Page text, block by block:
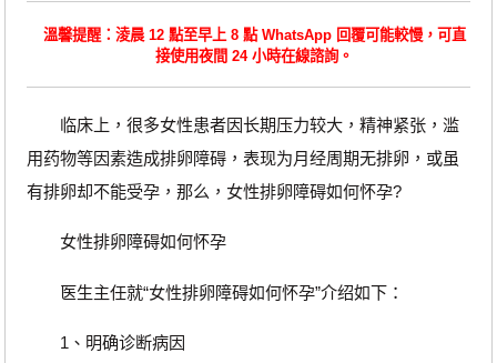
溫馨提醒：淩晨 12 點至早上 8 點 WhatsApp 回覆可能較慢，可直
接使用夜間 24 小時在線諮詢。
临床上，很多女性患者因长期压力较大，精神紧张，滥
用药物等因素造成排卵障碍，表现为月经周期无排卵，或虽
有排卵却不能受孕，那么，女性排卵障碍如何怀孕?
女性排卵障碍如何怀孕
医生主任就“女性排卵障碍如何怀孕”介绍如下：
1、明确诊断病因